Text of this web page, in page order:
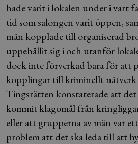
hade varit i lokalen under i vart
tid som salongen varit öppen,
män kopplade till organiserad
uppehållit sig i och utanför
dock inte förverkad bara för att
kopplingar till kriminellt nätverk
Tingsrätten konstaterade att
kommit klagomål från
eller att grupperna av män var
problem att det ska leda till att